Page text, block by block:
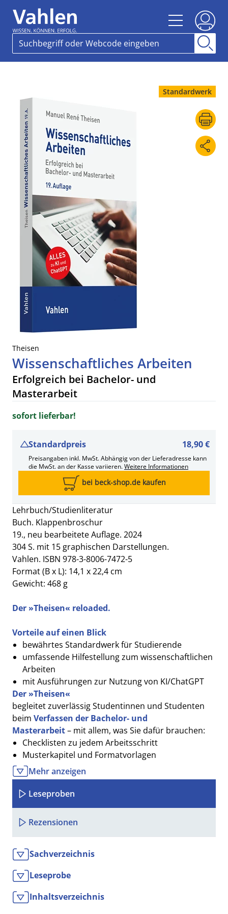
Standardwerk
Theisen
Wissenschaftliches Arbeiten
Erfolgreich bei Bachelor- und
Masterarbeit
Lehrbuch/Studienliteratur
Buch. Klappenbroschur
19., neu bearbeitete Auflage. 2024
304 S. mit 15 graphischen Darstellungen.
Vahlen. ISBN 978-3-8006-7472-5
Format (B x L): 14,1 x 22,4 cm
Gewicht: 468 g
Der »Theisen« reloaded.
Vorteile auf einen Blick
bewährtes Standardwerk für Studierende
umfassende Hilfestellung zum wissenschaftlichen
Arbeiten
mit Ausführungen zur Nutzung von KI/ChatGPT
Der »Theisen«
begleitet zuverlässig Studentinnen und Studenten
beim Verfassen der Bachelor- und
Masterarbeit– mit allem, was Sie dafür brauchen:
Checklisten zu jedem Arbeitsschritt
Musterkapitel und Formatvorlagen
Richtig zitieren – mit zahlreichen Beispielen
Textgestaltung und Layout
Die Neuauflage
mit dem
im wissenschaftlichen Arbeiten.
Mehr anzeigen
sofort lieferbar!
Standardpreis 18,90 €
Preisangaben inkl. MwSt. Abhängig von der Lieferadresse kann
die MwSt. an der Kasse variieren.Weitere Informationen
bei beck-shop.de kaufen
Leseproben
Rezensionen
Sachverzeichnis
Leseprobe
Inhaltsverzeichnis